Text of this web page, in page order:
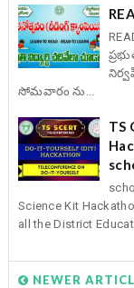
సోమవారం ను...
TS
Science Kit
all the District
NEWER